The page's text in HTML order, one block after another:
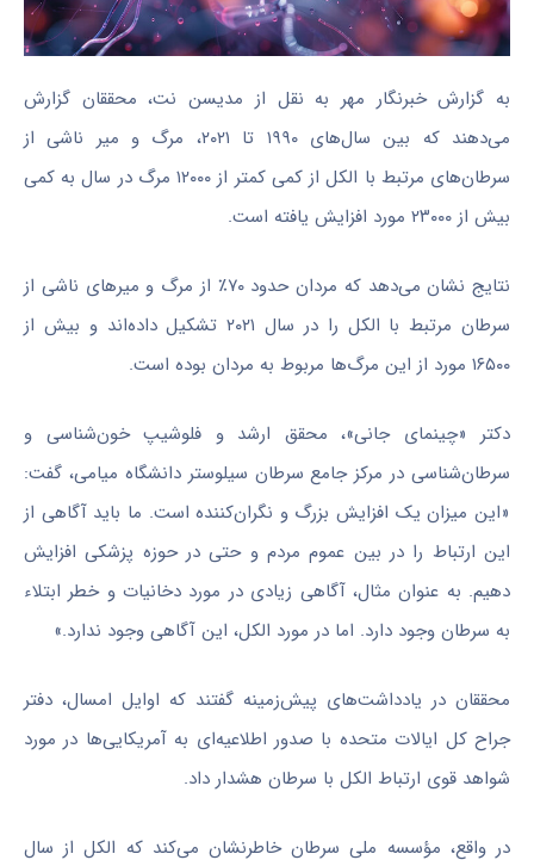
به گزارش خبرنگار مهر به نقل از مدیسننت، محققان گزارش
می‌دهند که بین سال‌های ۱۹۹۰ تا ۲۰۲۱، مرگ و
میر ناشی از
سرطان‌های مرتبط با الکل از کمی کمتر از ۱۲۰۰۰ مرگ در سال به کمی
بیش از ۲۳۰۰۰ مورد افزایش یافته است.
نتایج نشان می‌دهد که مردان حدود ۷۰٪ از مرگ و میرهای ناشی از
سرطان مرتبط با الکل را در سال ۲۰۲۱ تشکیل داده‌اند و بیش از
۱۶۵۰۰ مورد از این مرگ‌ها مربوط به مردان بوده است.
دکتر «چینمای جانی»، محقق ارشد و فلوشیپ خون‌شناسی و
سرطان‌شناسی در مرکز جامع سرطان سیلوستر دانشگاه میامی، گفت:
«این میزان یک افزایش بزرگ و نگران‌کننده است. ما باید آگاهی از
این ارتباط را در بین عموم مردم و حتی در حوزه پزشکی افزایش
دهیم. به عنوان مثال، آگاهی زیادی در مورد دخانیات و خطر ابتلاء
به سرطان وجود دارد. اما در مورد الکل، این آگاهی وجود ندارد.»
محققان در یادداشت‌های پیش‌زمینه گفتند که اوایل امسال، دفتر
جراح کل ایالات متحده با صدور اطلاعیه‌ای به آمریکایی‌ها در مورد
شواهد قوی ارتباط الکل با سرطان هشدار داد.
در واقع، مؤسسه ملی سرطان خاطرنشان می‌کند که الکل از سال